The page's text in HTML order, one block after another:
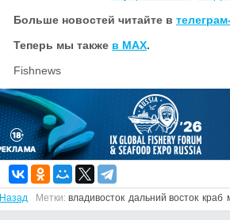
Больше новостей читайте в
Теперь мы также в MAX.
Fishnews
Назад Метки: владивосток дальний восток краб